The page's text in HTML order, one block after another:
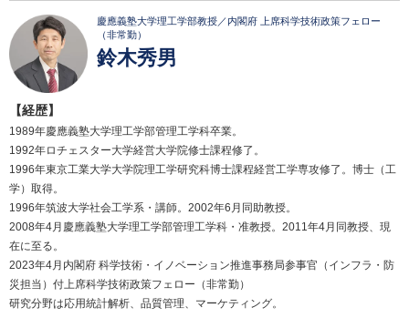
慶應義塾大学理工学部教授／内閣府 上席科学技術政策フェロー
（非常勤）
鈴木秀男
【経歴】
1989年慶應義塾大学理工学部管理工学科卒業。
1992年ロチェスター大学経営大学院修士課程修了。
1996年東京工業大学大学院理工学研究科博士課程経営工学専攻修了。博士（工
学）取得。
1996年筑波大学社会工学系・講師。2002年6月同助教授。
2008年4月慶應義塾大学理工学部管理工学科・准教授。2011年4月同教授、現
在に至る。
2023年4月内閣府 科学技術・イノベーション推進事務局参事官（インフラ・防
災担当）付上席科学技術政策フェロー（非常勤）
研究分野は応用統計解析、品質管理、マーケティング。